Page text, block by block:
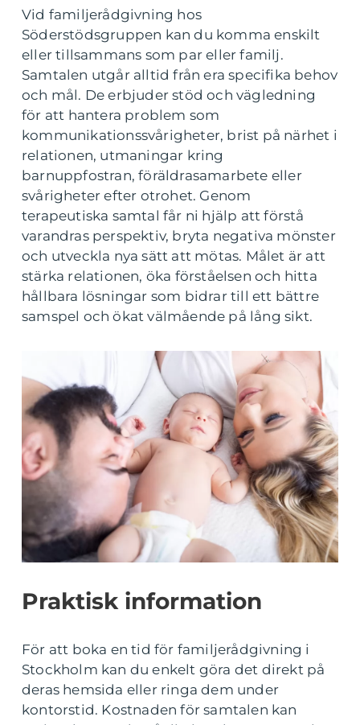
Vid familjerådgivning hos
Söderstödsgruppen kan du komma enskilt
eller tillsammans som par eller familj.
Samtalen utgår alltid från era specifika behov
och mål. De erbjuder stöd och vägledning
för att hantera problem som
kommunikationssvårigheter, brist på närhet i
relationen, utmaningar kring
barnuppfostran, föräldrasamarbete eller
svårigheter efter otrohet. Genom
terapeutiska samtal får ni hjälp att förstå
varandras perspektiv, bryta negativa mönster
och utveckla nya sätt att mötas. Målet är att
stärka relationen, öka förståelsen och hitta
hållbara lösningar som bidrar till ett bättre
samspel och ökat välmående på lång sikt.
Praktisk information
För att boka en tid för familjerådgivning i
Stockholm kan du enkelt göra det direkt på
deras hemsida eller ringa dem under
kontorstid. Kostnaden för samtalen kan